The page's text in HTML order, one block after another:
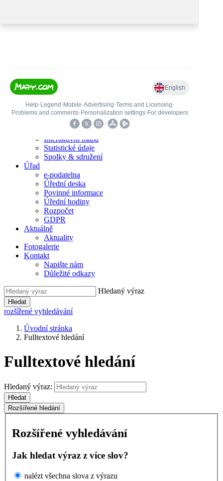
ObecOtěšice
Mapa webu
Vytisknout
Blízké okolí
Interaktivní mapa
Statistické údaje
Spolky & sdružení
Úřad
e-podatelna
Úřední deska
Povinné informace
Úřední hodiny
Rozpočet
GDPR
Aktuálně
Aktuality
Fotogalerie
Kontakt
Napište nám
Důležité odkazy
Hledaný výraz
Hledat
rozšířené vyhledávání
Úvodní stránka
Fulltextové hledání
Fulltextové hledání
Hledaný výraz:
Hledat
Rozšířené hledání
Rozšířené vyhledávání
Jak hledat výraz z více slov?
nalézt všechna slova z výrazu